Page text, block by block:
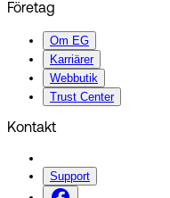
Företag
Om EG
Karriärer
Webbutik
Trust Center
Kontakt
Support